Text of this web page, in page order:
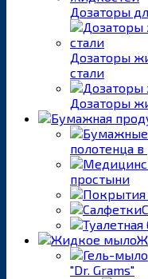
Дозаторы
Дозаторы
стали
Дозаторы
полотенца в
простыни
"Dr. Grams"